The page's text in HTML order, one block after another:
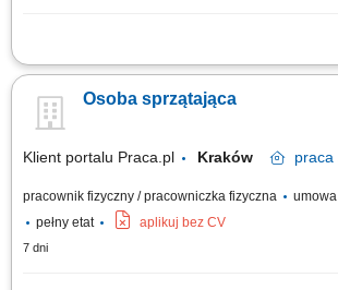
Zakres obowiązków: Codzienne utrzymywanie
koszy na śmieci i właściwa segregacja odpadów.
higienicznych oraz materiałów eksploatacyjnych.
Osoba sprzątająca
Klient portalu Praca.pl Kraków praca
pracownik fizyczny / pracowniczka fizyczna
pełny etat
aplikuj bez CV
7 dni